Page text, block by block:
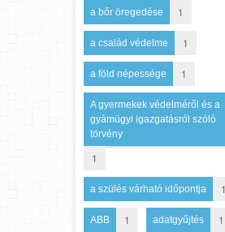
a bőr öregedése 1
a család védelme 1
a föld népessége 1
A gyermekek védelméről és a
gyámügyi igazgatásról szóló
törvény
1
a szülés várható időpontja 1
ABB 1 adatgyűjtés 1